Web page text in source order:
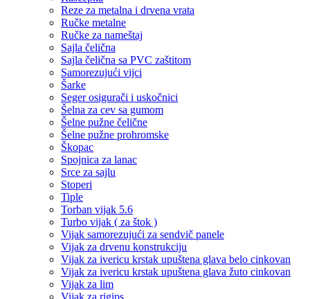
Reze za metalna i drvena vrata
Ručke metalne
Ručke za nameštaj
Sajla čelična
Sajla čelična sa PVC zaštitom
Samorezujući vijci
Šarke
Seger osigurači i uskočnici
Šelna za cev sa gumom
Šelne pužne čelične
Šelne pužne prohromske
Škopac
Spojnica za lanac
Srce za sajlu
Stoperi
Tiple
Torban vijak 5.6
Turbo vijak ( za štok )
Vijak samorezujući za sendvič panele
Vijak za drvenu konstrukciju
Vijak za ivericu krstak upuštena glava belo cinkovan
Vijak za ivericu krstak upuštena glava žuto cinkovan
Vijak za lim
Vijak za rigips